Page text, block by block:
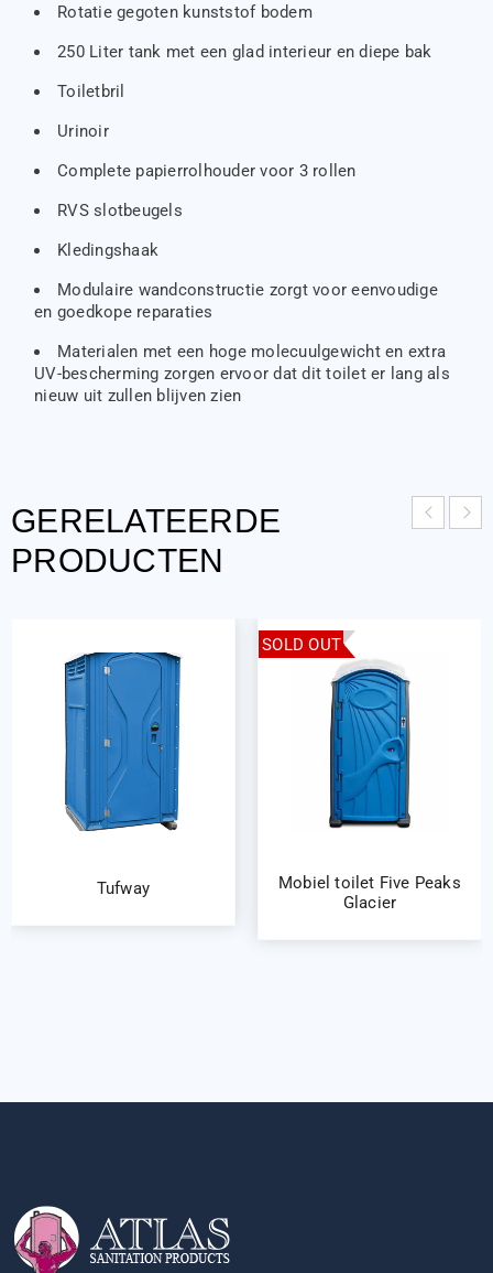
Rotatie gegoten kunststof bodem
250 Liter tank met een glad interieur en diepe bak
Toiletbril
Urinoir
Complete papierrolhouder voor 3 rollen
RVS slotbeugels
Kledingshaak
Modulaire wandconstructie zorgt voor eenvoudige
en goedkope reparaties
Materialen met een hoge molecuulgewicht en extra
UV-bescherming zorgen ervoor dat dit toilet er lang als
nieuw uit zullen blijven zien
GERELATEERDE
PRODUCTEN
Tufway
SOLD OUT
Mobiel toilet Five Peaks
Glacier